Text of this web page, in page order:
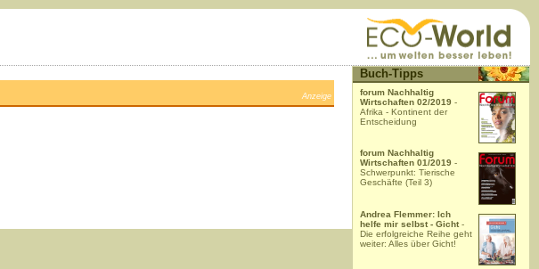
Anzeige
Buch-Tipps
forum Nachhaltig
Wirtschaften 02/2019 -
Afrika - Kontinent der
Entscheidung
forum Nachhaltig
Wirtschaften 01/2019 -
Schwerpunkt: Tierische
Geschäfte (Teil 3)
Andrea Flemmer: Ich
helfe mir selbst - Gicht -
Die erfolgreiche Reihe geht
weiter: Alles über Gicht!